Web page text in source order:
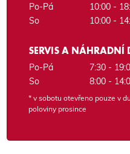
Po-Pá
10:00 -
So
10:00 -
SERVIS A NÁHRADNÍ
Po-Pá
7:30 -
So
8:00 -
* v sobotu otevřeno pouze v
poloviny prosince